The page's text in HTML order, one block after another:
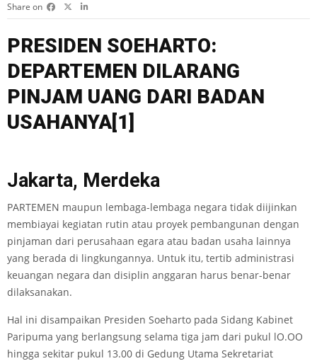
Share on
PRESIDEN SOEHARTO:
DEPARTEMEN DILARANG
PINJAM UANG DARI BADAN
USAHANYA[1]
Jakarta, Merdeka
PARTEMEN maupun lembaga-lembaga negara tidak diijinkan
membiayai kegiatan rutin atau proyek pembangunan dengan
pinjaman dari perusahaan egara atau badan usaha lainnya
yang berada di lingkungannya. Untuk itu, tertib administrasi
keuangan negara dan disiplin anggaran harus benar-benar
dilaksanakan.
Hal ini disampaikan Presiden Soeharto pada Sidang Kabinet
Paripuma yang berlangsung selama tiga jam dari pukul lO.OO
hingga sekitar pukul 13.00 di Gedung Utama Sekretariat